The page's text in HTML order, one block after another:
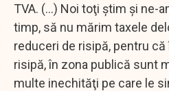
TVA. (...) Noi toţi ştim şi ne-
timp, să nu mărim taxele
reduceri de risipă, pentru că
risipă, în zona publică sunt
multe inechităţi pe care le